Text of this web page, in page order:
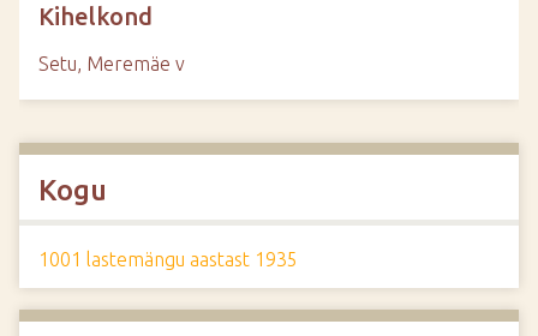
Kihelkond
Setu, Meremäe v
Kogu
1001 lastemängu aastast 1935